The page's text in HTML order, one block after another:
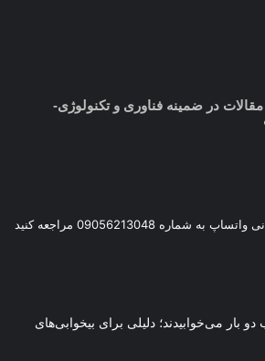
مقالات در ضمینه فناوری و تکنولوژی-
09056213048 مراجعه کنید
بار می‌خوابیدند؛ دلیلی برای بیخوابی‌های